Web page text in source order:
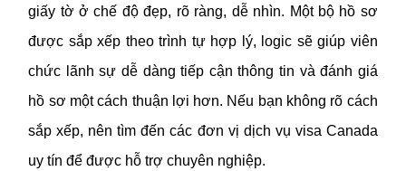
giấy tờ ở chế độ đẹp, rõ ràng, dễ nhìn. Một bộ hồ sơ
được sắp xếp theo trình tự hợp lý, logic sẽ giúp viên
chức lãnh sự dễ dàng tiếp cận thông tin và đánh giá
hồ sơ một cách thuận lợi hơn. Nếu bạn không rõ cách
sắp xếp, nên tìm đến các đơn vị dịch vụ visa Canada
uy tín để được hỗ trợ chuyên nghiệp.